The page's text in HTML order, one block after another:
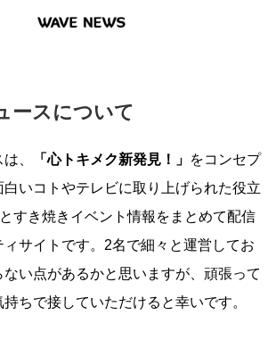
ースについて
、 「心トキメク新発見！」 をコンセプ
白いコトやテレビに取り上げられた役立
すき焼きイベント情報をまとめて配信
サイトです。2名で細々と運営してお
ない点があるかと思いますが、頑張って
ちで接していただけると幸いです。